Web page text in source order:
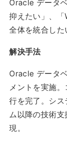
Oracle データ
抑えたい」、
全体を統合した
解決手法
Oracle データ
メントを実施
行を完了。シ
ム以降の技術
現。